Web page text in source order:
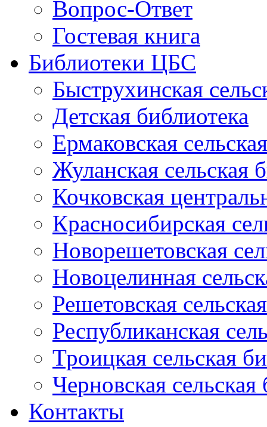
Вопрос-Ответ
Гостевая книга
Библиотеки ЦБС
Быструхинская
Детская библиотека
Ермаковская
Жуланская сельская
Кочковская
Красносибирская
Новорешетовская
Новоцелинная
Решетовская
Республиканская
Троицкая сельская
Черновская сельская
Контакты